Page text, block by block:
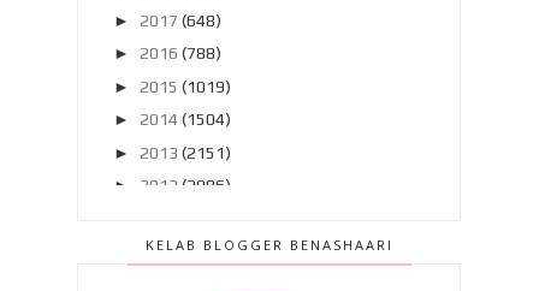
► 2017 (648)
► 2016 (788)
► 2015 (1019)
► 2014 (1504)
► 2013 (2151)
► 2012 (2986)
2010(4406)
KELAB BLOGGER BENASHAARI